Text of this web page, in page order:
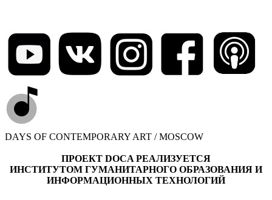
DAYS OF CONTEMPORARY ART / MOSCOW
ПРОЕКТ DOCA РЕАЛИЗУЕТСЯ
ИНСТИТУТОМ ГУМАНИТАРНОГО ОБРАЗОВАНИЯ И
ИНФОРМАЦИОННЫХ ТЕХНОЛОГИЙ